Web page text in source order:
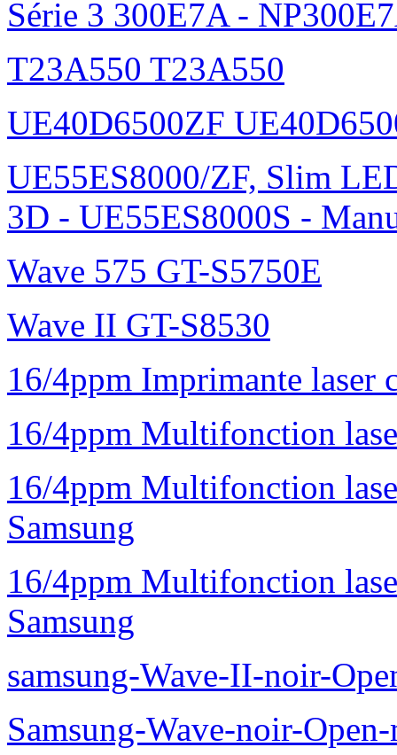
Série 3 300E7A -
T23A550 T23A550
UE40D6500ZF
UE55ES8000/ZF, Slim
3D - UE55ES8000S -
Wave 575 GT-S5750E
Wave II GT-S8530
16/4ppm Imprimante laser
16/4ppm Multifonction
16/4ppm Multifonction
Samsung
16/4ppm Multifonction
Samsung
samsung-Wave-II-noir-
Samsung-Wave-noir-